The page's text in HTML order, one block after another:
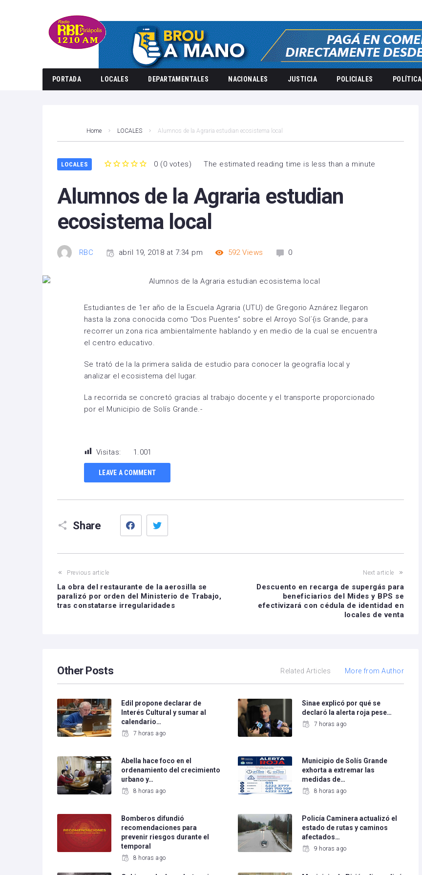
PORTADA LOCALES DEPARTAMENTALES NACIONALES JUSTICIA POLICIALES POLÍTICA
Home LOCALES Alumnos de la Agraria estudian ecosistema local
LOCALES 0 (0 votes) The estimated reading time is less than a minute
Alumnos de la Agraria estudian
ecosistema local
RBC abril 19, 2018 at 7:34 pm 592 Views 0
Estudiantes de 1er año de la Escuela Agraria (UTU) de Gregorio Aznárez llegaron
hasta la zona conocida como “Dos Puentes” sobre el Arroyo Sol´{is Grande, para
recorrer un zona rica ambientalmente hablando y en medio de la cual se encuentra
el centro educativo.
Se trató de la la primera salida de estudio para conocer la geografía local y
analizar el ecosistema del lugar.
La recorrida se concretó gracias al trabajo docente y el transporte proporcionado
por el Municipio de Solís Grande.-
Visitas: 1.001
LEAVE A COMMENT
Share
Facebook
Previous article
La obra del restaurante de la aerosilla se
paralizó por orden del Ministerio de Trabajo,
tras constatarse irregularidades
Next article
Descuento en recarga de supergás para
beneficiarios del Mides y BPS se
efectivizará con cédula de identidad en
locales de venta
Other Posts Related Articles More from Author
Edil propone declarar de
Interés Cultural y sumar al
calendario…
7 horas ago
Sinae explicó por qué se
declaró la alerta roja pese…
7 horas ago
Abella hace foco en el
ordenamiento del crecimiento
urbano y…
8 horas ago
Municipio de Solís Grande
exhorta a extremar las
medidas de…
8 horas ago
Bomberos difundió
recomendaciones para
prevenir riesgos durante el
temporal
8 horas ago
Policía Caminera actualizó el
estado de rutas y caminos
afectados…
9 horas ago